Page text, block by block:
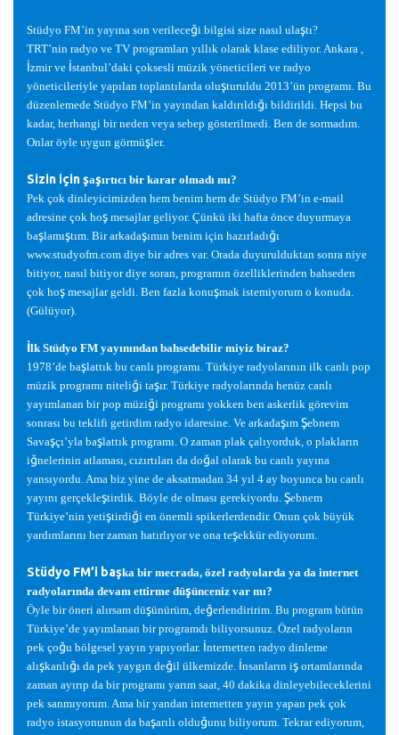
Stüdyo FM’in yayına son verileceği bilgisi size nasıl ulaştı?
TRT’nin radyo ve TV programları yıllık olarak klase ediliyor. Ankara ,
İzmir ve İstanbul’daki çoksesli müzik yöneticileri ve radyo
yöneticileriyle yapılan toplantılarda oluşturuldu 2013’ün programı. Bu
düzenlemede Stüdyo FM’in yayından kaldırıldığı bildirildi. Hepsi bu
kadar, herhangi bir neden veya sebep gösterilmedi. Ben de sormadım.
Onlar öyle uygun görmüşler.
Sizin içinşaşırtıcı bir karar olmadı mı?
Pek çok dinleyicimizden hem benim hem de Stüdyo FM’in e-mail
adresine çok hoş mesajlar geliyor. Çünkü iki hafta önce duyurmaya
başlamıştım. Bir arkadaşımın benim için hazırladığı
www.studyofm.com diye bir adres var. Orada duyurulduktan sonra niye
bitiyor, nasıl bitiyor diye soran, programın özelliklerinden bahseden
çok hoş mesajlar geldi. Ben fazla konuşmak istemiyorum o konuda.
(Gülüyor).
İlk Stüdyo FM yayınından bahsedebilir miyiz biraz?
1978’de başlattık bu canlı programı. Türkiye radyolarının ilk canlı pop
müzik programı niteliği taşır. Türkiye radyolarında henüz canlı
yayımlanan bir pop müziği programı yokken ben askerlik görevim
sonrası bu teklifi getirdim radyo idaresine. Ve arkadaşım Şebnem
Savaşçı’yla başlattık programı. O zaman plak çalıyorduk, o plakların
iğnelerinin atlaması, cızırtıları da doğal olarak bu canlı yayına
yansıyordu. Ama biz yine de aksatmadan 34 yıl 4 ay boyunca bu canlı
yayını gerçekleştirdik. Böyle de olması gerekiyordu. Şebnem
Türkiye’nin yetiştirdiği en önemli spikerlerdendir. Onun çok büyük
yardımlarını her zaman hatırlıyor ve ona teşekkür ediyorum.
Stüdyo FM’i başka bir mecrada, özel radyolarda ya da internet
radyolarında devam ettirme düşünceniz var mı?
Öyle bir öneri alırsam düşünürüm, değerlendiririm. Bu program bütün
Türkiye’de yayımlanan bir programdı biliyorsunuz. Özel radyoların
pek çoğu bölgesel yayın yapıyorlar. İnternetten radyo dinleme
alışkanlığı da pek yaygın değil ülkemizde. İnsanların iş ortamlarında
zaman ayırıp da bir programı yarım saat, 40 dakika dinleyebileceklerini
pek sanmıyorum. Ama bir yandan internetten yayın yapan pek çok
radyo istasyonunun da başarılı olduğunu biliyorum. Tekrar ediyorum,